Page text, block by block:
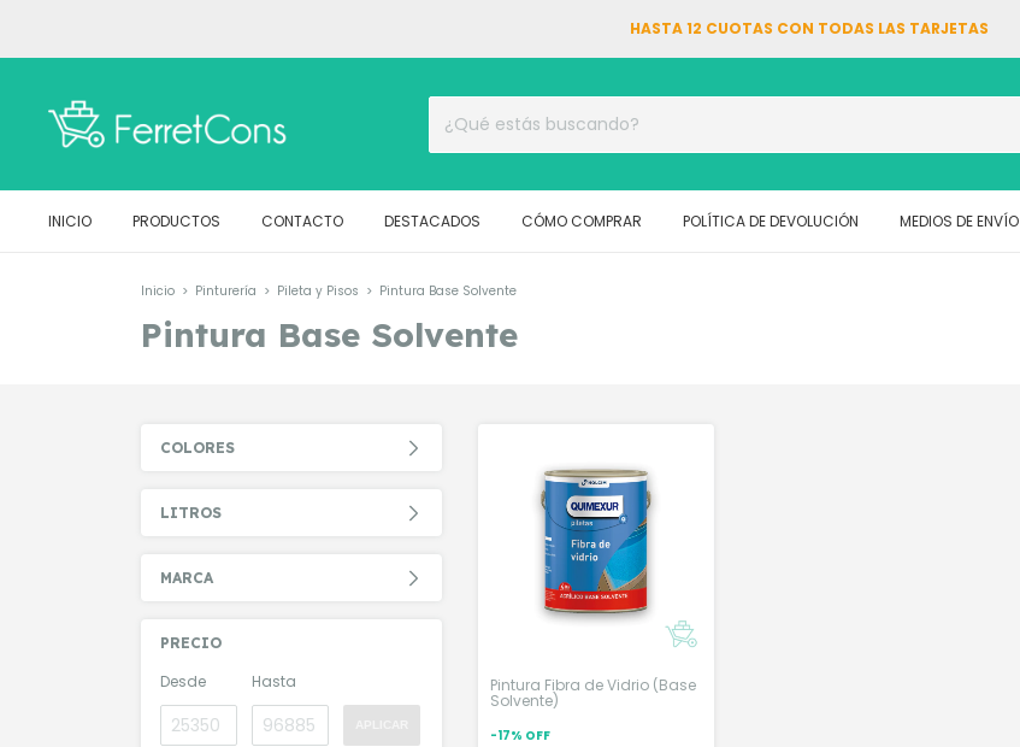
HASTA 12 CUOTAS CON TODAS LAS TARJETAS
INICIO PRODUCTOS CONTACTO DESTACADOS CÓMO COMPRAR POLÍTICA DE DEVOLUCIÓN MEDIOS DE ENVÍO
Inicio > Pinturería > Pileta y Pisos > Pintura Base Solvente
Pintura Base Solvente
COLORES
LITROS
MARCA
PRECIO
Desde Hasta Pintura Fibra de Vidrio (Base
Solvente)
-17% OFF